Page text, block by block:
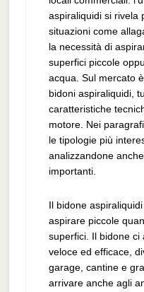
aspiraliquidi si rivela
situazioni come
la necessità di
superfici piccole
acqua. Sul mercato
bidoni aspiraliquidi,
caratteristiche
motore. Nei
le tipologie più
analizzandone
importanti.
Il bidone
aspirare piccole
superfici. Il bidone ci
veloce ed efficace,
garage, cantine e
arrivare anche agli